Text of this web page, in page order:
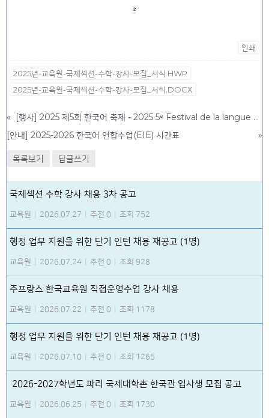
인쇄
2025년-교육원-국제섹션-수학-강사-모집_서식.HWP
2025년-교육원-국제섹션-수학-강사-모집_서식.DOCX
«
[행사] 2025 제5회 한국어 축제 - 2025 5ᵉ Festival de la langue coréenne
[안내] 2025-2026 한국어 연합수업(EIE) 시간표
»
목록보기 답글쓰기
국제섹션 수학 강사 채용 3차 공고
교육원 2026.07.27 추천 0 조회 752
행정 업무 지원을 위한 단기 인턴 채용 재공고 (1명)
교육원 2026.07.24 추천 0 조회 928
주프랑스 한국교육원 직접운영수업 강사 채용
교육원 2026.07.22 추천 0 조회 1178
행정 업무 지원을 위한 단기 인턴 채용 재공고 (1명)
교육원 2026.07.10 추천 0 조회 1265
2026-2027학년도 파리 국제대학촌 한국관 입사생 모집 공고
교육원 2026.06.25 추천 0 조회 1730